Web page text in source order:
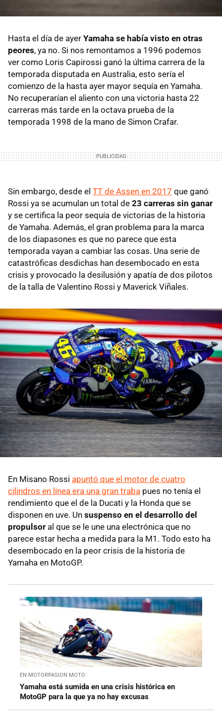
Hasta el día de ayer Yamaha se había visto en otras
peores, ya no. Si nos remontamos a 1996 podemos
ver como Loris Capirossi ganó la última carrera de la
temporada disputada en Australia, esto sería el
comienzo de la hasta ayer mayor sequía en Yamaha.
No recuperarían el aliento con una victoria hasta 22
carreras más tarde en la octava prueba de la
temporada 1998 de la mano de Simon Crafar.
Sin embargo, desde el TT de Assen en 2017 que ganó
Rossi ya se acumulan un total de 23 carreras sin ganar
y se certifica la peor sequía de victorias de la historia
de Yamaha. Además, el gran problema para la marca
de los diapasones es que no parece que esta
temporada vayan a cambiar las cosas. Una serie de
catastróficas desdichas han desembocado en esta
crisis y provocado la desilusión y apatía de dos pilotos
de la talla de Valentino Rossi y Maverick Viñales.
En Misano Rossi apuntó que el motor de cuatro
cilindros en línea era una gran traba pues no tenía el
rendimiento que el de la Ducati y la Honda que se
disponen en uve. Un suspenso en el desarrollo del
propulsor al que se le une una electrónica que no
parece estar hecha a medida para la M1. Todo esto ha
desembocado en la peor crisis de la historia de
Yamaha en MotoGP.
EN MOTORPASION MOTO
Yamaha está sumida en una crisis histórica en
MotoGP para la que ya no hay excusas